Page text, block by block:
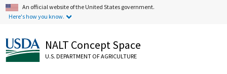
An official website of the United States government.
Here's how you know.
NALT Concept Space
U.S. DEPARTMENT OF AGRICULTURE